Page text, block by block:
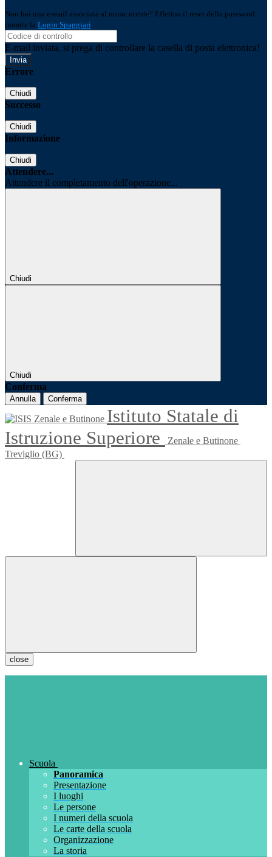
Non hai una e-mail associata al nome utente? Effettua il reset della password
tramite la Login Spaggiari
E-mail inviata, si prega di controllare la casella di posta elettronica!
Errore
Chiudi
Successo
Chiudi
Informazione
Chiudi
Attendere...
Attendere il completamento dell'operazione...
Chiudi
Chiudi
Conferma
Annulla Conferma
Istituto Statale di
Istruzione Superiore
Zenale e Butinone
Treviglio (BG)
close
Scuola
Panoramica
Presentazione
I luoghi
Le persone
I numeri della scuola
Le carte della scuola
Organizzazione
La storia